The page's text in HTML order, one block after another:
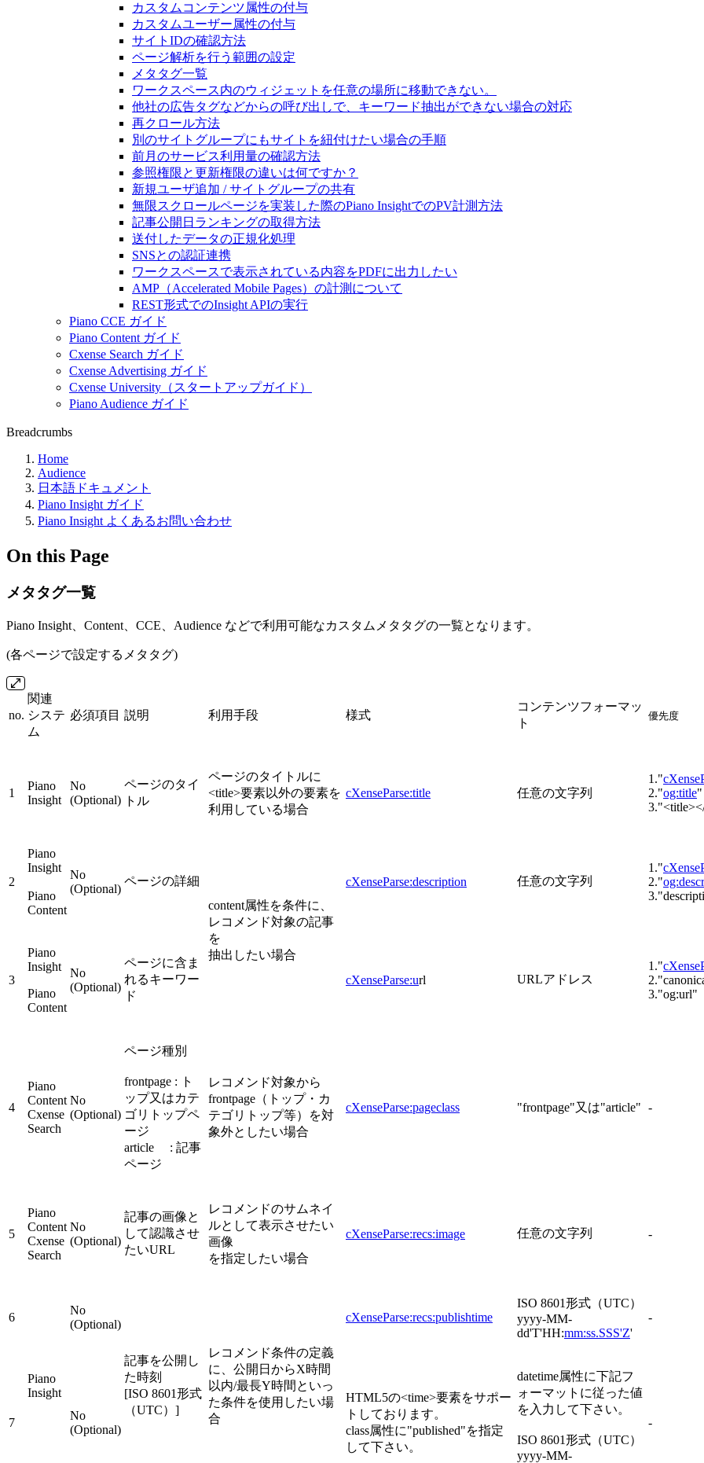
カスタムコンテンツ属性の付与
カスタムユーザー属性の付与
サイトIDの確認方法
ページ解析を行う範囲の設定
メタタグ一覧
ワークスペース内のウィジェットを任意の場所に移動できない。
他社の広告タグなどからの呼び出しで、キーワード抽出ができない場合の対応
再クロール方法
別のサイトグループにもサイトを紐付けたい場合の手順
前月のサービス利用量の確認方法
参照権限と更新権限の違いは何ですか？
新規ユーザ追加 / サイトグループの共有
無限スクロールページを実装した際のPiano InsightでのPV計測方法
記事公開日ランキングの取得方法
送付したデータの正規化処理
SNSとの認証連携
ワークスペースで表示されている内容をPDFに出力したい
AMP（Accelerated Mobile Pages）の計測について
REST形式でのInsight APIの実行
Piano CCE ガイド
Piano Content ガイド
Cxense Search ガイド
Cxense Advertising ガイド
Cxense University（スタートアップガイド）
Piano Audience ガイド
Breadcrumbs
Home
Audience
日本語ドキュメント
Piano Insight ガイド
Piano Insight よくあるお問い合わせ
On this Page
メタタグ一覧
Piano Insight、Content、CCE、Audience などで利用可能なカスタムメタタグの一覧となります。
(各ページで設定するメタタグ)
no.
関連
システ
ム
必須項目 説明 利用手段 様式
コンテンツフォーマッ
ト
優先度
1
Piano
Insight
No
(Optional)
ページのタイ
トル
ページのタイトルに
<title>要素以外の要素を
利用している場合
cXenseParse:title 任意の文字列
1."
2."og:title"
2
Piano
Insight
Piano
Content
No
(Optional)
ページの詳細
content属性を条件に、
レコメンド対象の記事
を
抽出したい場合
cXenseParse:description 任意の文字列
1."
2."
3
Piano
Insight
Piano
Content
No
(Optional)
ページに含ま
れるキーワー
ド
cXenseParse:url URLアドレス
1."
3."og:url"
4
Piano
Content
Cxense
Search
No
(Optional)
ページ種別
frontpage : ト
ップ又はカテ
ゴリトップペ
ージ
article : 記事
ページ
レコメンド対象から
frontpage（トップ・カ
テゴリトップ等）を対
象外としたい場合
cXenseParse:pageclass "frontpage"又は"article" -
5
Piano
Content
Cxense
Search
No
(Optional)
記事の画像と
して認識させ
たいURL
レコメンドのサムネイ
ルとして表示させたい
画像
を指定したい場合
cXenseParse:recs:image 任意の文字列 -
6
Piano
Insight
No
(Optional)
記事を公開し
た時刻
[ISO 8601形式
（UTC）]
レコメンド条件の定義
に、公開日からX時間
以内/最長Y時間といっ
た条件を使用したい場
合
cXenseParse:recs:publishtime
ISO 8601形式（UTC）
yyyy-MM-
dd'T'HH:mm:ss.SSS'Z'
-
7
No
(Optional)
HTML5の<time>要素をサポー
トしております。
class属性に"published"を指定
して下さい。
datetime属性に下記フ
ォーマットに従った値
を入力して下さい。
ISO 8601形式（UTC）
yyyy-MM-
-